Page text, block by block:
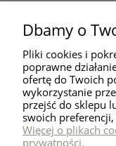
Dbamy o
Pliki cookies i
poprawne
ofertę do Twoich
wykorzystanie
przejść do sklepu
swoich
Więcej o plikach
prywatności.